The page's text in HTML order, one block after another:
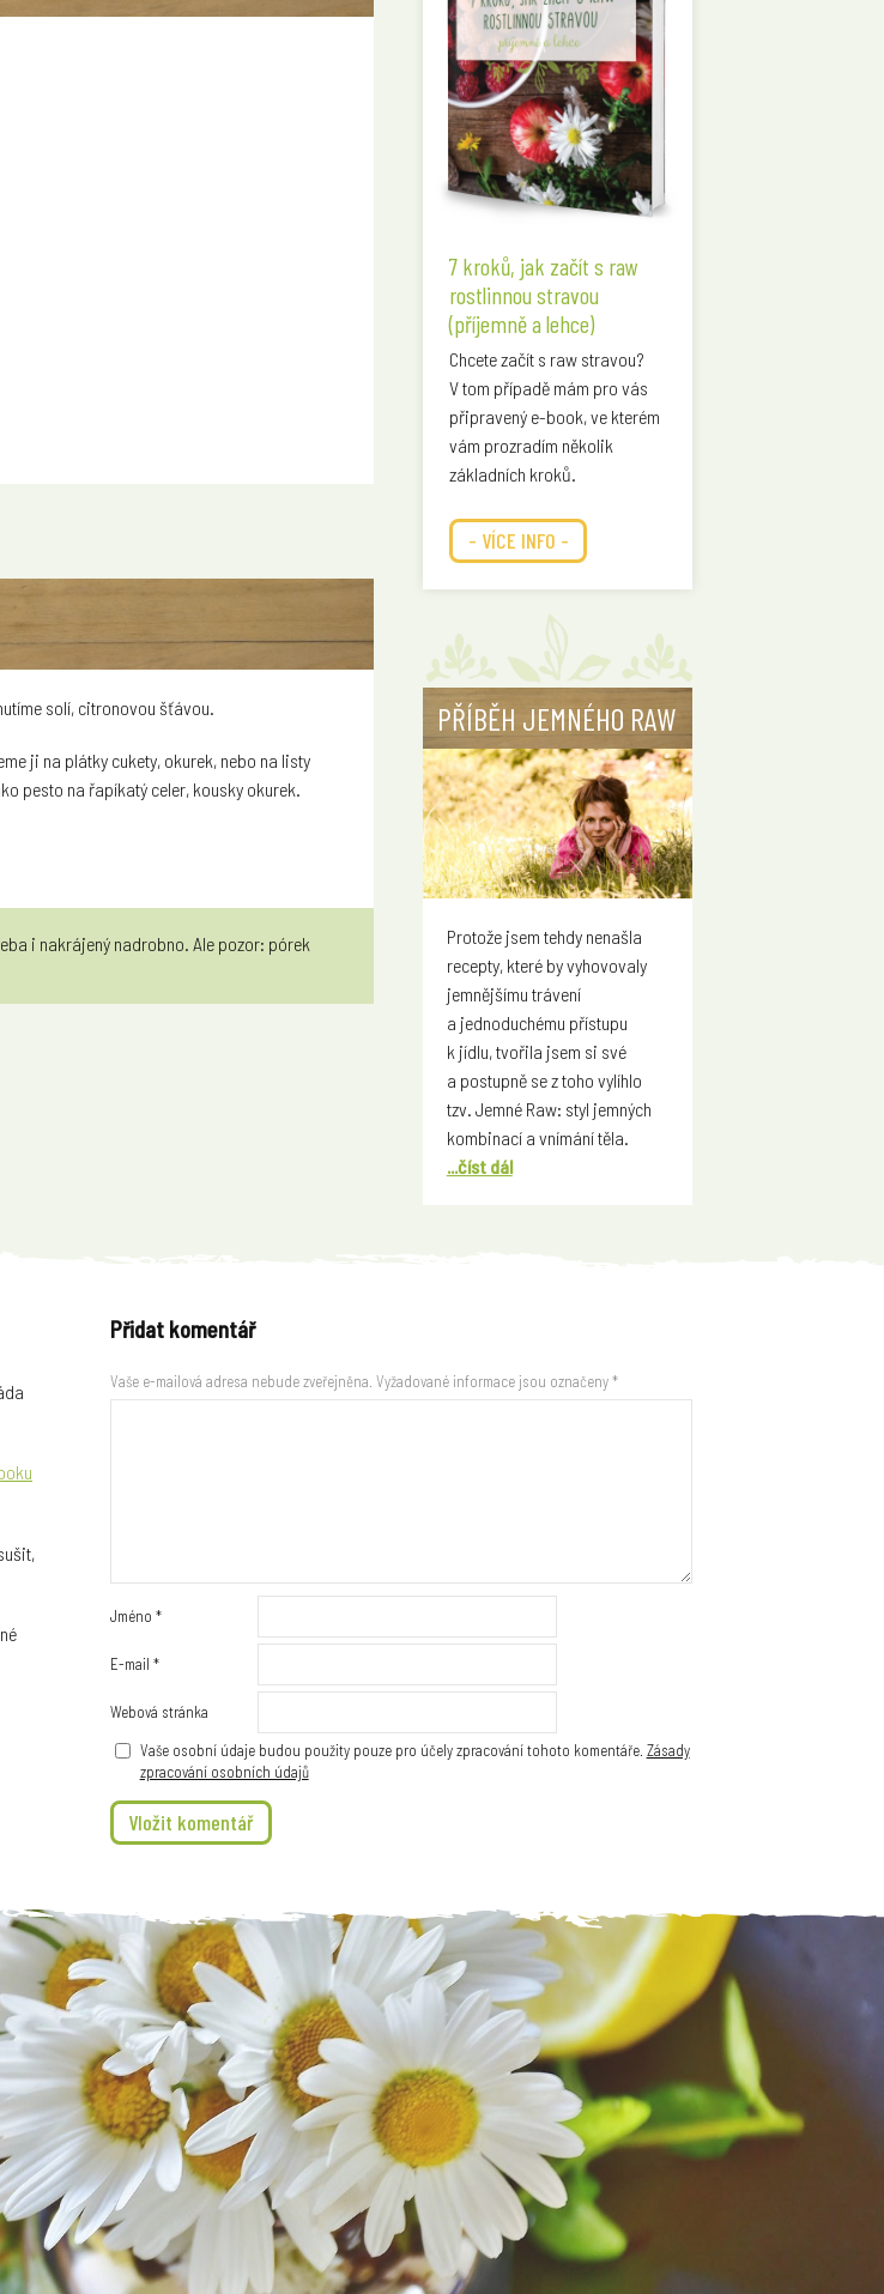
solí, citronovou šťávou.
ji na plátky cukety, okurek, nebo na listy
pesto na řapíkatý celer, kousky okurek.
i nakrájený nadrobno. Ale pozor: pórek
7 kroků, jak začít s raw
rostlinnou stravou
(příjemně a lehce)
Chcete začít s raw stravou?
V tom případě mám pro vás
připravený e-book, ve kterém
vám prozradím několik
základních kroků.
- VÍCE INFO -
PŘÍBĚH JEMNÉHO RAW
Protože jsem tehdy nenašla
recepty, které by vyhovovaly
jemnějšímu trávení
a jednoduchému přístupu
k jídlu, tvořila jsem si své
a postupně se z toho vylíhlo
tzv. Jemné Raw: styl jemných
kombinací a vnímání těla.
...číst dál
Přidat komentář
Vaše e-mailová adresa nebude zveřejněna. Vyžadované informace jsou označeny*
Jméno *
E-mail *
Webová stránka
Vaše osobní údaje budou použity pouze pro účely zpracování tohoto komentáře. Zásady
zpracování osobních údajů